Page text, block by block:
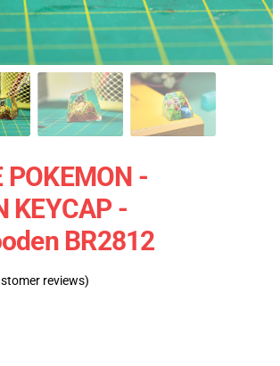
POKEMON -
KEYCAP -
BR2812
reviews)